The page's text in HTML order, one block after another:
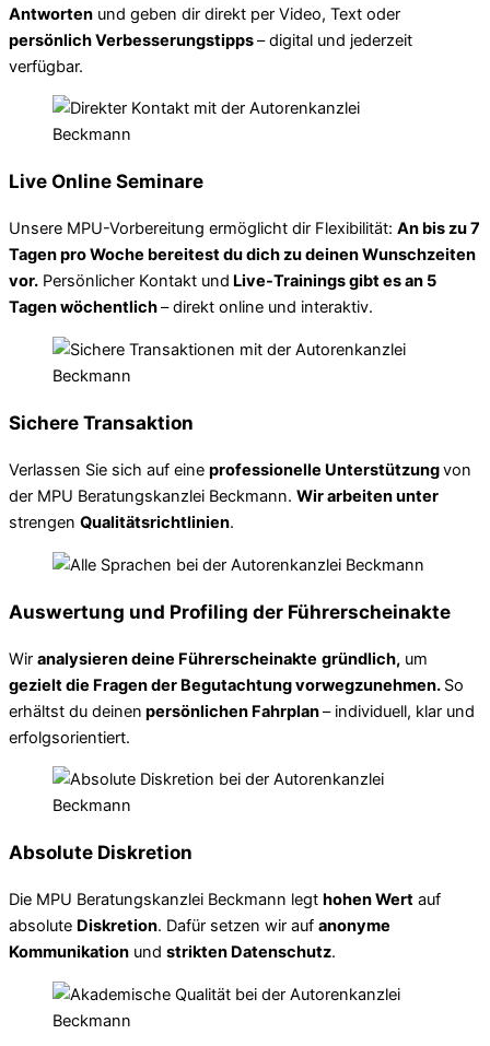
Antworten und geben dir direkt per Video, Text oder
persönlich Verbesserungstipps– digital und jederzeit
verfügbar.
Live Online Seminare
Unsere MPU-Vorbereitung ermöglicht dir Flexibilität: An bis zu 7
Tagen pro Woche bereitest du dich zu deinen Wunschzeiten
vor. Persönlicher Kontakt und Live-Trainings gibt es an 5
Tagen wöchentlich– direkt online und interaktiv.
Sichere Transaktion
Verlassen Sie sich auf eine professionelle Unterstützungvon
der MPU Beratungskanzlei Beckmann. Wir arbeiten unter
strengen Qualitätsrichtlinien.
Auswertung und Profiling der Führerscheinakte
Wir analysieren deine Führerscheinakte gründlich, um
gezielt die Fragen der Begutachtung vorwegzunehmen. So
erhältst du deinen persönlichen Fahrplan– individuell, klar und
erfolgsorientiert.
Absolute Diskretion
Die MPU Beratungskanzlei Beckmann legt hohen Wert auf
absolute Diskretion. Dafür setzen wir auf anonyme
Kommunikation und strikten Datenschutz.